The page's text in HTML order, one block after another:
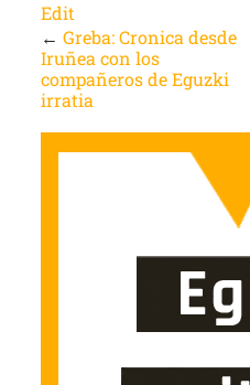
Edit
← Greba: Cronica desde
Iruñea con los
compañeros de Eguzki
irratia